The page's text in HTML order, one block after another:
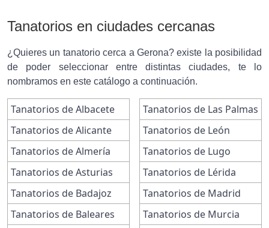
Tanatorios en ciudades cercanas
¿Quieres un tanatorio cerca a Gerona? existe la posibilidad
de poder seleccionar entre distintas ciudades, te lo
nombramos en este catálogo a continuación.
Tanatorios de Albacete
Tanatorios de Alicante
Tanatorios de Almería
Tanatorios de Asturias
Tanatorios de Badajoz
Tanatorios de Baleares
Tanatorios de Las Palmas
Tanatorios de León
Tanatorios de Lugo
Tanatorios de Lérida
Tanatorios de Madrid
Tanatorios de Murcia